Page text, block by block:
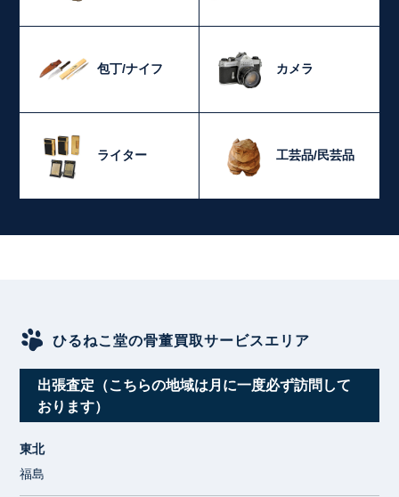
包丁/ナイフ カメラ
ライター 工芸品/民芸品
ひるねこ堂の骨董買取サービスエリア
出張査定（こちらの地域は月に一度必ず訪問して
おります）
東北
福島